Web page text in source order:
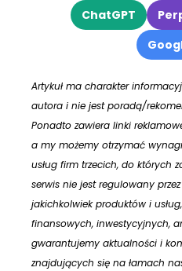
ChatGPT
Artykuł ma charakter
autora i nie jest poradą/
Ponadto zawiera linki
a my możemy otrzymać
usług firm trzecich, do których
serwis nie jest regulowany
jakichkolwiek produktów i
finansowych, inwestycyjnych,
gwarantujemy aktualności i
znajdujących się na łamach